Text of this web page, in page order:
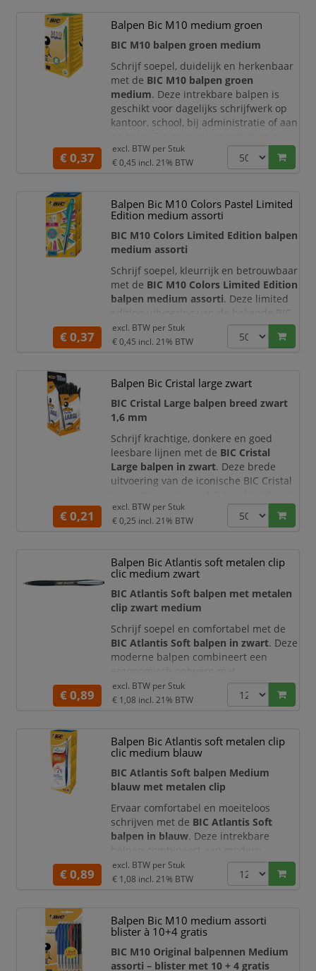
toepassingen waarbij een nette,
gecontroleerde schrijflijn gewenst is.
De BI
Balpen Bic M10 medium groen
BIC M10 balpen groen medium
Schrijf soepel, duidelijk en herkenbaar
met de BIC M10 balpen groen
medium. Deze intrekbare balpen is
geschikt voor dagelijks schrijfwerk op
kantoor, school, bij administratie of aan
en is daardoor ideaal voor correcties,
controles, kleurcodering, notities en
De BIC M10 is een klassieke balpen met
een zijdelings drukknopsysteem en
kunststof cli
€ 0,37
excl. BTW per Stuk
€ 0,45 incl. 21% BTW
Balpen Bic M10 Colors Pastel Limited
Edition medium assorti
BIC M10 Colors Limited Edition balpen
medium assorti
Schrijf soepel, kleurrijk en betrouwbaar
met de BIC M10 Colors Limited Edition
balpen medium assorti. Deze limited
edition uitvoering van de bekende BIC
M10 combineert het vertrouwde
schrijfcomfort met een vrolijke, assorti
school, thuis, bij administratie of aan
de balie.
De BIC M10 Colors Limited Edition is vo
€ 0,37
excl. BTW per Stuk
€ 0,45 incl. 21% BTW
Balpen Bic Cristal large zwart
BIC Cristal Large balpen breed zwart
1,6 mm
Schrijf krachtige, donkere en goed
leesbare lijnen met de BIC Cristal
Large balpen in zwart. Deze brede
uitvoering van de iconische BIC Cristal
en produceert een schrijflijn van circa
0,42 mm . De royale punt en
handtekeningen, tekeningen en
gebruikers die graag met een duidelijk
zichtbare lijn schr
€ 0,21
excl. BTW per Stuk
€ 0,25 incl. 21% BTW
Balpen Bic Atlantis soft metalen clip
clic medium zwart
BIC Atlantis Soft balpen met metalen
clip zwart medium
Schrijf soepel en comfortabel met de
BIC Atlantis Soft balpen in zwart. Deze
moderne balpen combineert een
hoogwaardigeEasy Glide-inkt,
waardoor de pen licht en gelijkmatig
pen geschikt voor vrijwel alle dagelijkse
schrijfwerkzaamheden op kantoor, op
school en thuis.
De BIC Atlantis Soft is u
€ 0,89
excl. BTW per Stuk
€ 1,08 incl. 21% BTW
Balpen Bic Atlantis soft metalen clip
clic medium blauw
BIC Atlantis Soft balpen Medium
blauw met metalen clip
Ervaar comfortabel en moeiteloos
schrijven met de BIC Atlantis Soft
balpen in blauw. Deze intrekbare
ontwerp met een zachte gripzone, een
stevige metalen clip en de vloeiende
het papier en maakt u duidelijke,
gelijkmatige blauwe lijnen.
De medium kogelpunt van1,0 mm
€ 0,89
excl. BTW per Stuk
€ 1,08 incl. 21% BTW
Balpen Bic M10 medium assorti
blister à 10+4 gratis
BIC M10 Original balpennen Medium
assorti – blister met 10 + 4 gratis